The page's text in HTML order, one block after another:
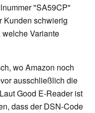
"SA59CP"
Kunden schwierig
welche Variante
wo Amazon noch
ausschließlich die
Good E-Reader ist
dass der DSN-Code